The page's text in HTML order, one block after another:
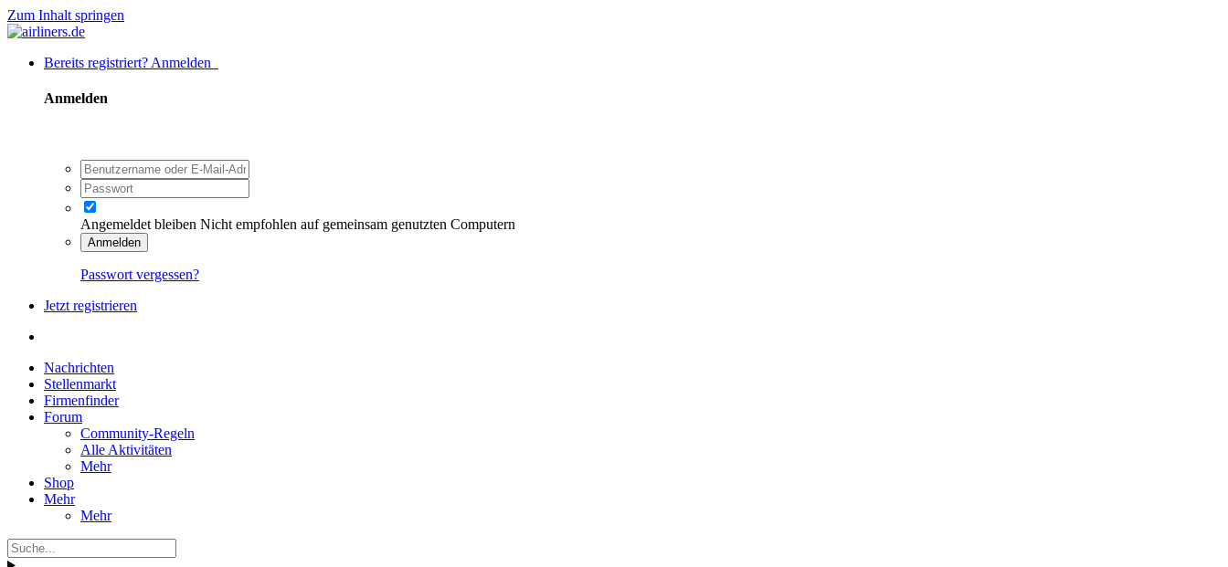
Zum Inhalt springen
Bereits registriert? Anmelden
Anmelden
Angemeldet bleiben Nicht empfohlen auf gemeinsam genutzten Computern
Anmelden
Passwort vergessen?
Jetzt registrieren
Nachrichten
Stellenmarkt
Firmenfinder
Forum
Community-Regeln
Alle Aktivitäten
Mehr
Shop
Mehr
Mehr